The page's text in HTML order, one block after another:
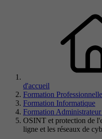
d'accueil
Formation Professionnelle
Formation Informatique
Formation Administrateur
OSINT et protection de
ligne et les réseaux de